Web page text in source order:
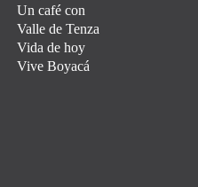
Un café con
Valle de Tenza
Vida de hoy
Vive Boyacá